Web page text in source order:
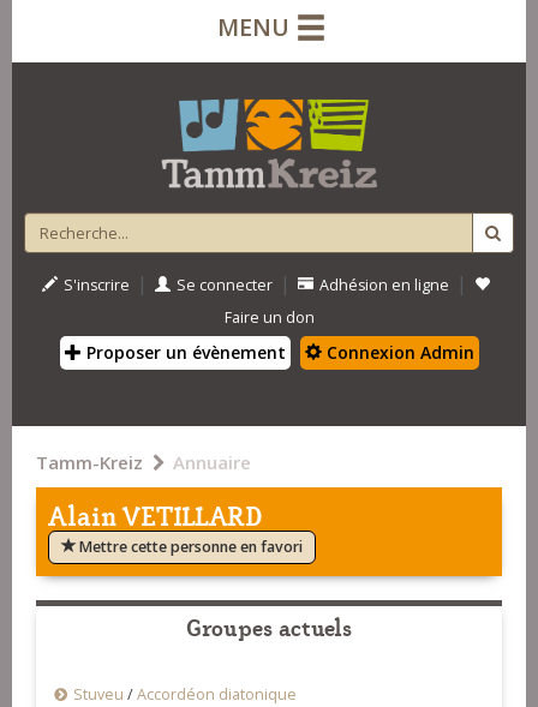
MENU
S'inscrire | Se connecter | Adhésion en ligne |
Faire un don
Proposer un évènement Connexion Admin
Tamm-Kreiz Annuaire
Alain VETILLARD
Mettre cette personne en favori
Groupes actuels
Stuveu /Accordéon diatonique